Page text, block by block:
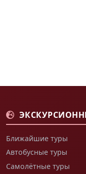
Ближайшие туры
Автобусные туры
Самолётные туры